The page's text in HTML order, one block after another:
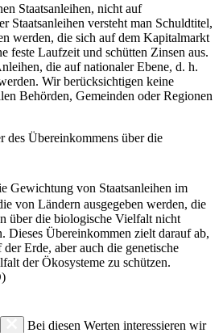
Staatsanleihen, nicht auf
Staatsanleihen versteht man Schuldtitel,
werden, die sich auf dem Kapitalmarkt
feste Laufzeit und schütten Zinsen aus.
die auf nationaler Ebene, d. h.
Wir berücksichtigen keine
Behörden, Gemeinden oder Regionen
des Übereinkommens über die
Gewichtung von Staatsanleihen im
von Ländern ausgegeben werden, die
über die biologische Vielfalt nicht
Dieses Übereinkommen zielt darauf ab,
Erde, aber auch die genetische
der Ökosysteme zu schützen.
Bei diesen Werten interessieren wir